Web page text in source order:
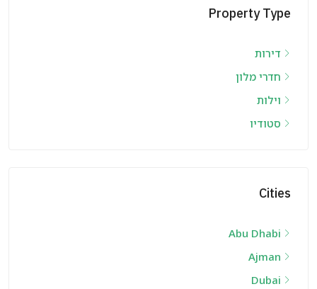
Property Type
דירות
חדרי מלון
וילות
סטודיו
Cities
Abu Dhabi
Ajman
Dubai